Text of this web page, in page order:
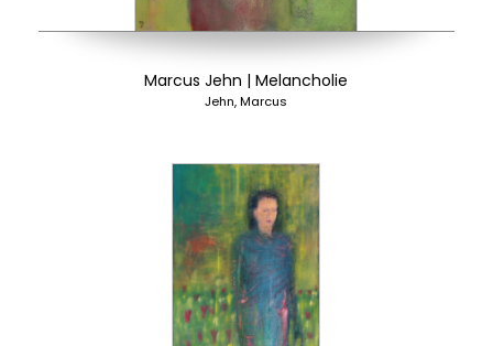
Marcus Jehn | Melancholie
Jehn, Marcus